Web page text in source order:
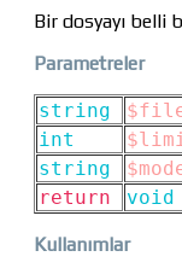
Bir dosyayı belli
Parametreler
string
int
string
return
void
Kullanımlar